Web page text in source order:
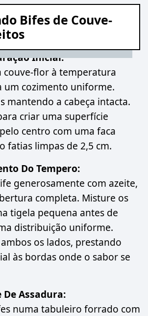
Bifes de Couve-
Inicial:
couve-flor à temperatura
um cozimento uniforme.
mantendo a cabeça intacta.
criar uma superfície
centro com uma faca
fatias limpas de 2,5 cm.
Do Tempero:
generosamente com azeite,
completa. Misture os
tigela pequena antes de
distribuição uniforme.
os lados, prestando
às bordas onde o sabor se
Assadura:
numa tabuleiro forrado com